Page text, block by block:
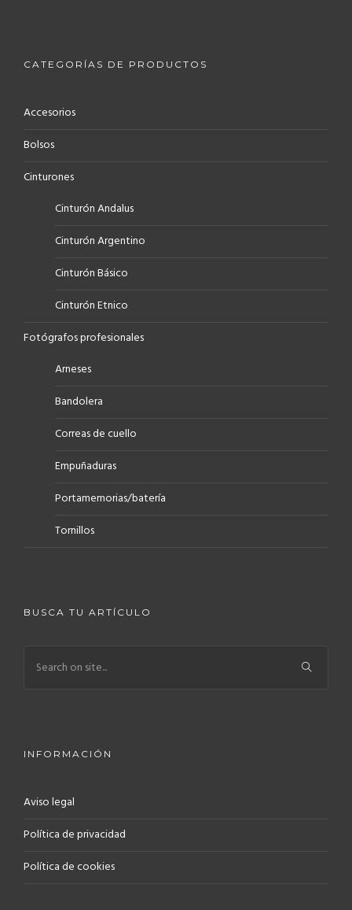
CATEGORÍAS DE PRODUCTOS
Accesorios
Bolsos
Cinturones
Cinturón Andalus
Cinturón Argentino
Cinturón Básico
Cinturón Etnico
Fotógrafos profesionales
Arneses
Bandolera
Correas de cuello
Empuñaduras
Portamemorias/batería
Tornillos
BUSCA TU ARTÍCULO
INFORMACIÓN
Aviso legal
Política de privacidad
Política de cookies